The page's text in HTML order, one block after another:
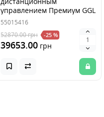
управлением Премиум GGL
306821A MK06 (78*118)
55015416
52870.00грн -25 %
39653.00 грн